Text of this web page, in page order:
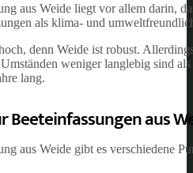
aus Weide liegt vor allem darin,
als klima- und
denn Weide ist robust.
weniger langlebig sind
lang.
aus
aus Weide gibt es verschiedene